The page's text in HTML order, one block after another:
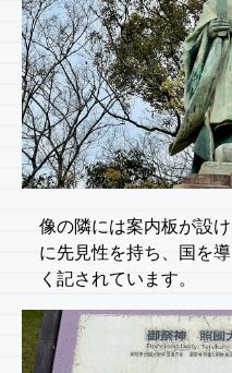
像の隣には案内板が設
に先見性を持ち、国を
く記されています。